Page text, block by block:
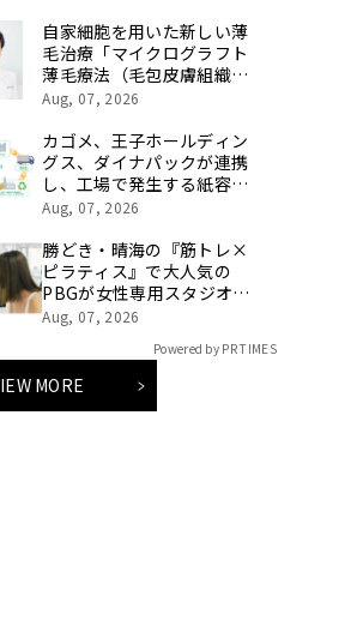
（月）からクレープ販売を
開始
自家細胞を用いた新しい薄
毛治療「マイクログラフト
薄毛療法（毛包皮膚組織移
植法）」提供開始のお知ら
会 青山エルクリニック】
Aug, 07, 2026
カゴメ、王子ホールディン
グス、ダイナパックが連携
し、工場で発生する紙容器
損紙を段ボールへ再資源化
Aug, 07, 2026
勝どき・晴海の『筋トレ×
ピラティス』で大人気の
PBGが女性専用スタジオ
（２号店）を開店。
Aug, 07, 2026
Powered by PR TIMES
MORE